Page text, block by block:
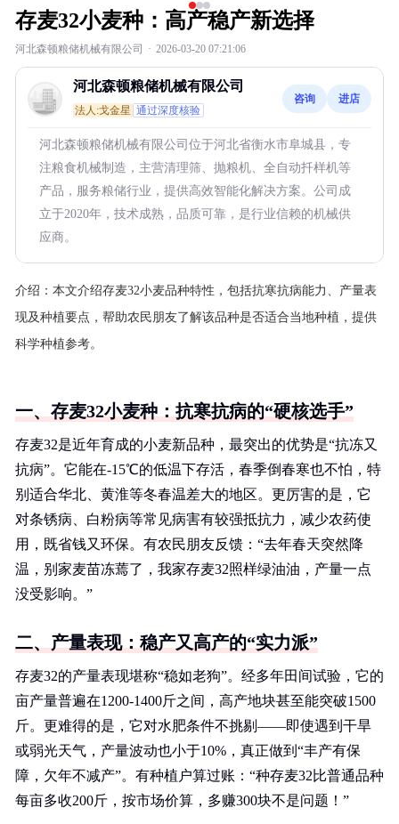
存麦32小麦种：高产稳产新选择
河北森顿粮储机械有限公司 · 2026-03-20 07:21:06
河北森顿粮储机械有限公司
法人:戈金星 通过深度核验
咨询 进店
河北森顿粮储机械有限公司位于河北省衡水市阜城县，专
注粮食机械制造，主营清理筛、抛粮机、全自动扦样机等
产品，服务粮储行业，提供高效智能化解决方案。公司成
立于2020年，技术成熟，品质可靠，是行业信赖的机械供
应商。
介绍： 本文介绍存麦32小麦品种特性，包括抗寒抗病能力、产量表
现及种植要点，帮助农民朋友了解该品种是否适合当地种植，提供
科学种植参考。
一、存麦32小麦种：抗寒抗病的“硬核选手”
存麦32是近年育成的小麦新品种，最突出的优势是“抗冻又
抗病”。它能在-15℃的低温下存活，春季倒春寒也不怕，特
别适合华北、黄淮等冬春温差大的地区。更厉害的是，它
对条锈病、白粉病等常见病害有较强抵抗力，减少农药使
用，既省钱又环保。有农民朋友反馈：“去年春天突然降
温，别家麦苗冻蔫了，我家存麦32照样绿油油，产量一点
没受影响。”
二、产量表现：稳产又高产的“实力派”
存麦32的产量表现堪称“稳如老狗”。经多年田间试验，它的
亩产量普遍在1200-1400斤之间，高产地块甚至能突破1500
斤。更难得的是，它对水肥条件不挑剔——即使遇到干旱
或弱光天气，产量波动也小于10%，真正做到“丰产有保
障，欠年不减产”。有种植户算过账：“种存麦32比普通品种
每亩多收200斤，按市场价算，多赚300块不是问题！”